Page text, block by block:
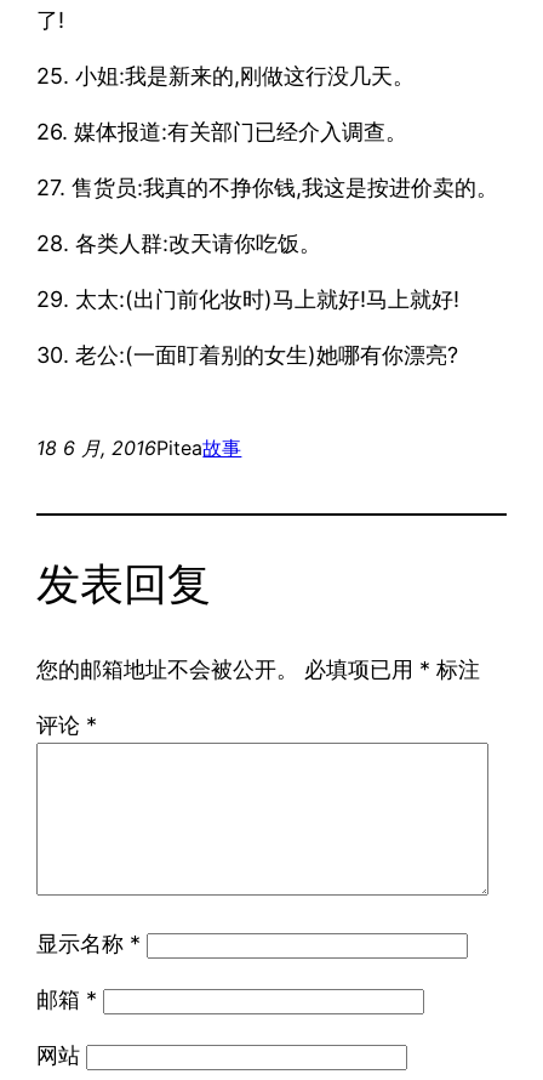
了!
25. 小姐:我是新来的,刚做这行没几天。
26. 媒体报道:有关部门已经介入调查。
27. 售货员:我真的不挣你钱,我这是按进价卖的。
28. 各类人群:改天请你吃饭。
29. 太太:(出门前化妆时)马上就好!马上就好!
30. 老公:(一面盯着别的女生)她哪有你漂亮?
18 6 月, 2016Pitea故事
发表回复
您的邮箱地址不会被公开。 必填项已用 * 标注
评论 *
显示名称 *
邮箱 *
网站